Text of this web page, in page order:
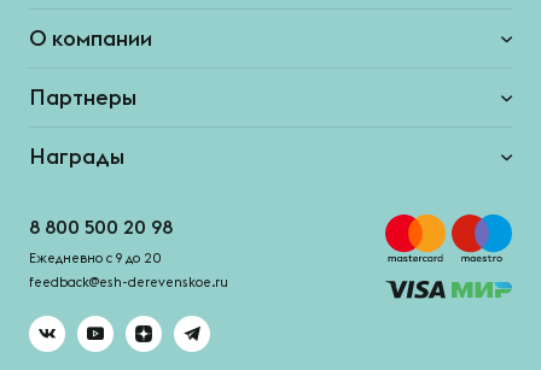
О компании
Партнеры
Награды
8 800 500 20 98
Ежедневно с 9 до 20
feedback@esh-derevenskoe.ru